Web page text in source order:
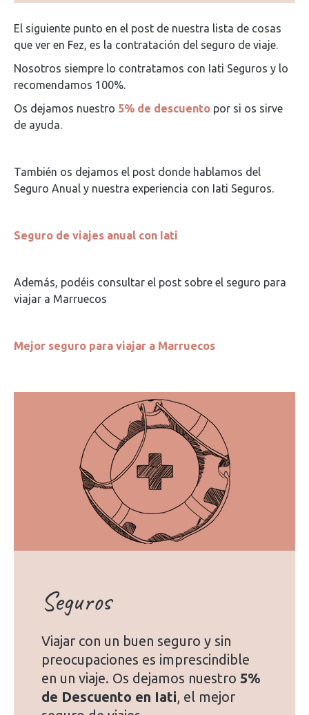
El siguiente punto en el post de nuestra lista de cosas
que ver en Fez, es la contratación del seguro de viaje.
Nosotros siempre lo contratamos con Iati Seguros y lo
recomendamos 100%.
Os dejamos nuestro 5% de descuento por si os sirve
de ayuda.
También os dejamos el post donde hablamos del
Seguro Anual y nuestra experiencia con Iati Seguros.
Seguro de viajes anual con Iati
Además, podéis consultar el post sobre el seguro para
viajar a Marruecos
Mejor seguro para viajar a Marruecos
Seguros
Viajar con un buen seguro y sin
preocupaciones es imprescindible
en un viaje. Os dejamos nuestro 5%
de Descuento en Iati, el mejor